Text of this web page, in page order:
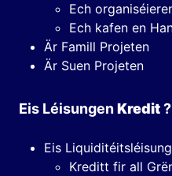
Ech
Ech kafen en
Är Famill Projeten
Är Suen Projeten
Eis LéisungenKredit?
Eis
Kreditt fir all